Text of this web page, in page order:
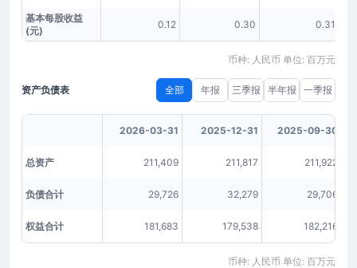
基本每股收益
(元)
0.12 0.30 0.31
币种: 人民币 单位: 百万元
资产负债表 全部 年报 三季报 半年报 一季报
2026-03-31 2025-12-31 2025-09-30
总资产 211,409 211,817 211,922
负债合计 29,726 32,279 29,706
权益合计 181,683 179,538 182,216
币种: 人民币 单位: 百万元